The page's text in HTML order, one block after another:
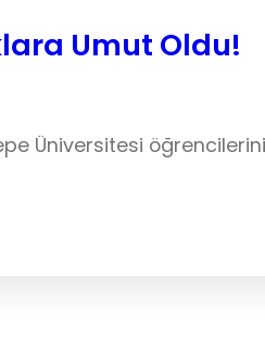
Umut Oldu!
Üniversitesi öğrencilerinin,